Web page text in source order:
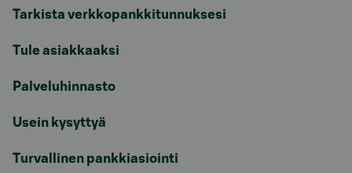
Tarkista verkkopankkitunnuksesi
Tule asiakkaaksi
Palveluhinnasto
Usein kysyttyä
Turvallinen pankkiasiointi